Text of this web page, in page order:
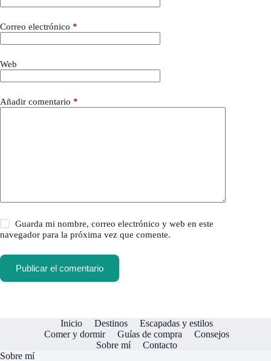
Correo electrónico *
Web
Añadir comentario *
Guarda mi nombre, correo electrónico y web en este
navegador para la próxima vez que comente.
Publicar el comentario
Inicio Destinos
Escapadas y estilos
Comer y dormir
Guías de compra
Consejos
Sobre mí
Contacto
Sobre mí